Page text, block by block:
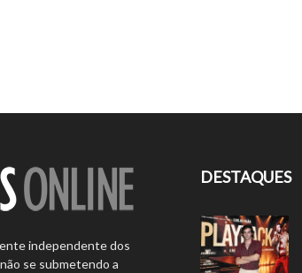
independente dos
se submetendo a
DESTAQUES